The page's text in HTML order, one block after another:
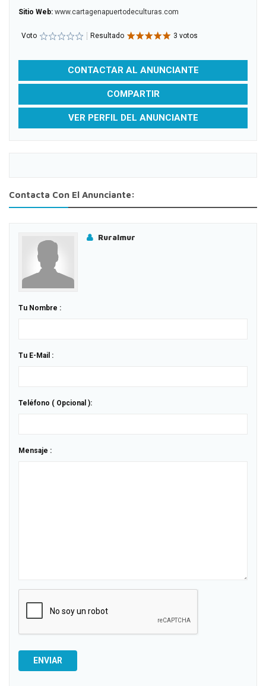
Sitio Web: www.cartagenapuertodeculturas.com
Voto Resultado 3 votos
CONTACTAR AL ANUNCIANTE
COMPARTIR
VER PERFIL DEL ANUNCIANTE
Contacta Con El Anunciante:
Ruralmur
Tu Nombre :
Tu E-Mail :
Teléfono ( Opcional ):
Mensaje :
ENVIAR